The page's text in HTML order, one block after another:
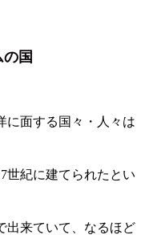
国
に面する国々・人々は
世紀に建てられたとい
出来ていて、なるほど